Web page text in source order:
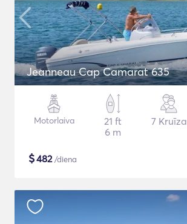
Jeanneau Cap Camarat 635
Motorlaiva
21 ft
6 m
7 Kruīza
$482/diena